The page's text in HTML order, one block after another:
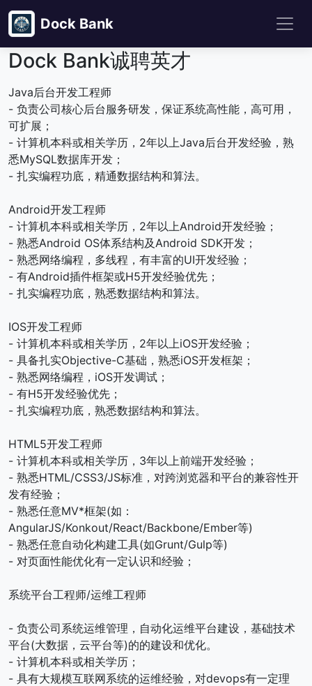
Dock Bank
Dock Bank诚聘英才
Java后台开发工程师
- 负责公司核心后台服务研发，保证系统高性能，高可用，
可扩展；
- 计算机本科或相关学历，2年以上Java后台开发经验，熟
悉MySQL数据库开发；
- 扎实编程功底，精通数据结构和算法。
Android开发工程师
- 计算机本科或相关学历，2年以上Android开发经验；
- 熟悉Android OS体系结构及Android SDK开发；
- 熟悉网络编程，多线程，有丰富的UI开发经验；
- 有Android插件框架或H5开发经验优先；
- 扎实编程功底，熟悉数据结构和算法。
IOS开发工程师
- 计算机本科或相关学历，2年以上iOS开发经验；
- 具备扎实Objective-C基础，熟悉iOS开发框架；
- 熟悉网络编程，iOS开发调试；
- 有H5开发经验优先；
- 扎实编程功底，熟悉数据结构和算法。
HTML5开发工程师
- 计算机本科或相关学历，3年以上前端开发经验；
- 熟悉HTML/CSS3/JS标准，对跨浏览器和平台的兼容性开
发有经验；
- 熟悉任意MV*框架(如：
AngularJS/Konkout/React/Backbone/Ember等)
- 熟悉任意自动化构建工具(如Grunt/Gulp等)
- 对页面性能优化有一定认识和经验；
系统平台工程师/运维工程师
- 负责公司系统运维管理，自动化运维平台建设，基础技术
平台(大数据，云平台等)的的建设和优化。
- 计算机本科或相关学历；
- 具有大规模互联网系统的运维经验，对devops有一定理